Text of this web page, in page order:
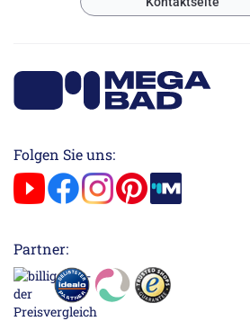
Folgen Sie uns:
Partner: